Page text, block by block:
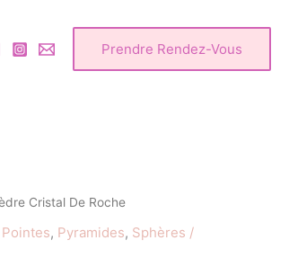
Prendre Rendez-Vous
Cristal De Roche
Pointes, Pyramides, Sphères /